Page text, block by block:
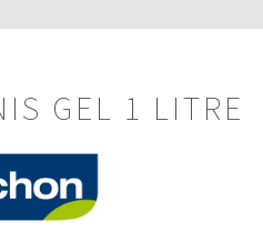
GEL 1 LITRE